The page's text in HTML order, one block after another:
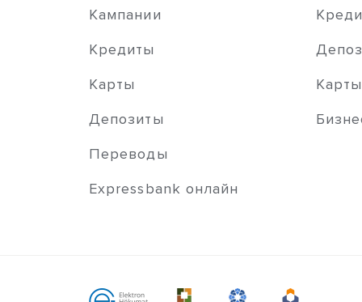
Кампании
Кредиты
Карты
Депозиты
Переводы
Expressbank онлайн
Карты